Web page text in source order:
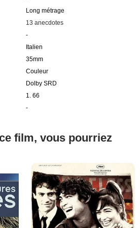
Long métrage
13 anecdotes
-
Italien
35mm
Couleur
Dolby SRD
1. 66
-
film, vous pourriez